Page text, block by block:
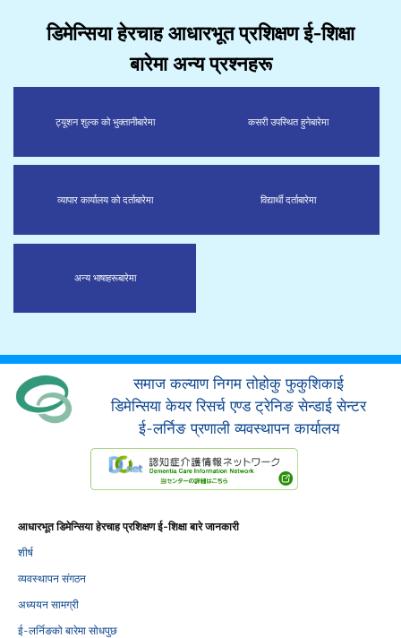
डिमेन्सिया हेरचाह आधारभूत प्रशिक्षण ई-शिक्षा
बारेमा अन्य प्रश्नहरू
ट्यूशन शुल्क को भुक्तानीबारेमा कसरी उपस्थित हुनेबारेमा
व्यापार कार्यालय को दर्ताबारेमा विद्यार्थी दर्ताबारेमा
अन्य भाषाहरूबारेमा
समाज कल्याण निगम तोहोकु फुकुशिकाई
डिमेन्सिया केयर रिसर्च एण्ड ट्रेनिङ सेन्डाई सेन्टर
ई-लर्निङ प्रणाली व्यवस्थापन कार्यालय
आधारभूत डिमेन्सिया हेरचाह प्रशिक्षण ई-शिक्षा बारे जानकारी
शीर्ष
व्यवस्थापन संगठन
अध्ययन सामग्री
ई-लर्निङको बारेमा सोधपुछ